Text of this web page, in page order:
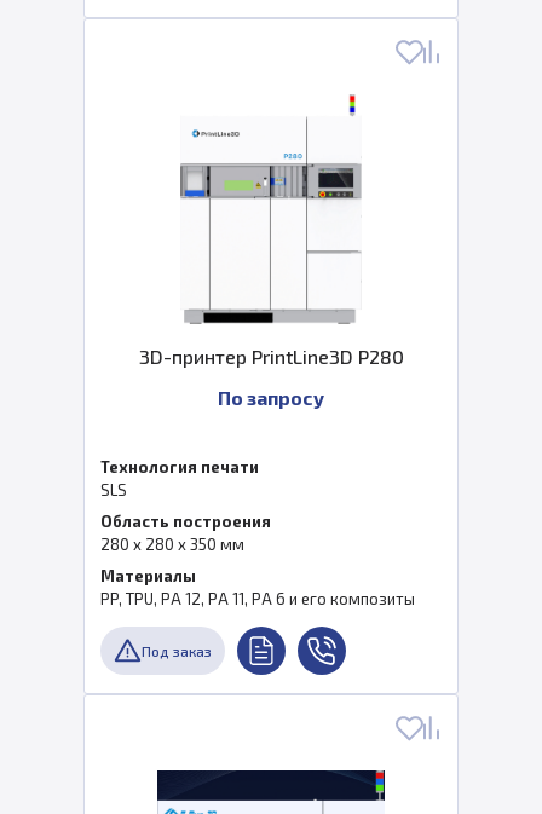
3D-принтер PrintLine3D P280
По запросу
Технология печати
SLS
Область построения
280 x 280 x 350 мм
Материалы
PP, TPU, PA 12, PA 11, PA 6 и его композиты
Под заказ